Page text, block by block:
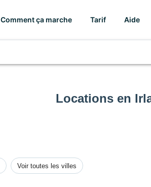
Comment ça marche Tarif Aide
Locations en
Voir toutes les villes